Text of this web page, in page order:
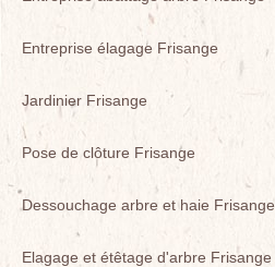
Entreprise élagage Frisange
Jardinier Frisange
Pose de clôture Frisange
Dessouchage arbre et haie Frisange
Elagage et étêtage d'arbre Frisange